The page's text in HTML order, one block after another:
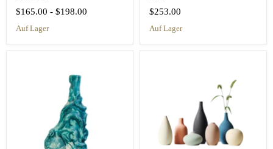
$165.00 - $198.00
auf Lager
$253.00
auf Lager